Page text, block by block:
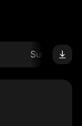
Suministro